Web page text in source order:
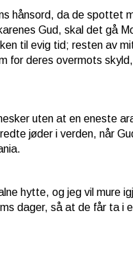
hånsord, da de spottet
Gud, skal det gå
til evig tid; resten av
for deres overmots
uten at en eneste
jøder i verden, når
hytte, og jeg vil mure
dager, så at de får ta i